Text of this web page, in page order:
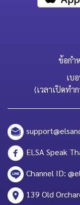
ข้อกำ
เบ
(เวลาเปิดทำ
ELSA Speak
Channel ID:
139 Old